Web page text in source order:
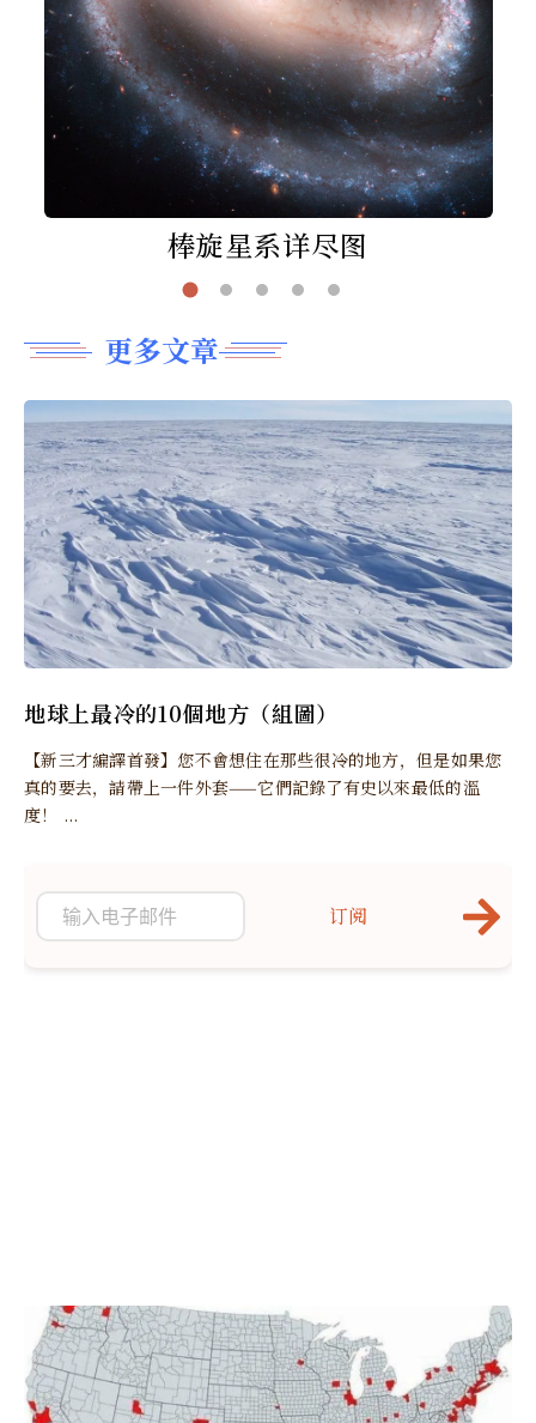
棒旋星系详尽图
更多文章
地球上最冷的10個地方（組圖）
【新三才編譯首發】您不會想住在那些很冷的地方，但是如果您
真的要去，請帶上一件外套——它們記錄了有史以來最低的溫
度！ ...
订阅